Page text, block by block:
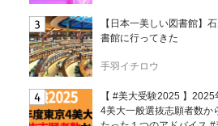
【日本一美しい図書館】
書館に行ってきた
手羽イチロウ
【 #美大受験2025 】
4美大一般選抜志願者数か